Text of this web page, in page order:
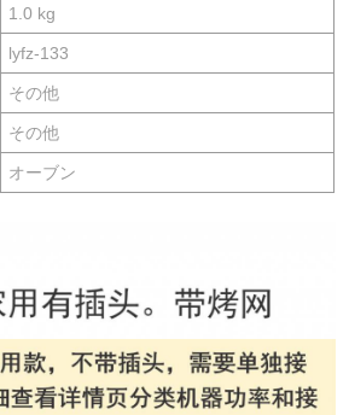
1.0 kg
lyfz-133
その他
その他
オーブン